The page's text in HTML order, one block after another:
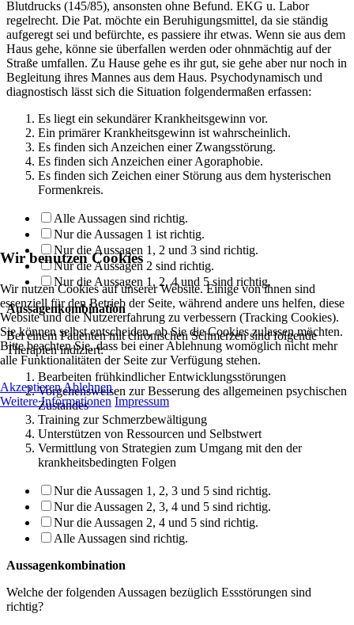
Blutdrucks (145/85), ansonsten ohne Befund. EKG u. Labor
regelrecht. Die Pat. möchte ein Beruhigungsmittel, da sie ständig
aufgeregt sei und befürchte, es passiere ihr etwas. Wenn sie aus dem
Haus gehe, könne sie überfallen werden oder ohnmächtig auf der
Straße umfallen. Zu Hause gehe es ihr gut, sie gehe aber nur noch in
Begleitung ihres Mannes aus dem Haus. Psychodynamisch und
diagnostisch lässt sich die Situation folgendermaßen erfassen:
Es liegt ein sekundärer Krankheitsgewinn vor.
Ein primärer Krankheitsgewinn ist wahrscheinlich.
Es finden sich Anzeichen einer Zwangsstörung.
Es finden sich Anzeichen einer Agoraphobie.
Es finden sich Zeichen einer Störung aus dem hysterischen
Formenkreis.
Alle Aussagen sind richtig.
Nur die Aussagen 1 ist richtig.
Nur die Aussagen 1, 2 und 3 sind richtig.
Nur die Aussagen 2 sind richtig.
Nur die Aussagen 1, 2, 4 und 5 sind richtig.
Aussagenkombination
Bei einem Patienten mit chronischen Schmerzen sind folgende
Therapien indiziert:
Bearbeiten frühkindlicher Entwicklungsstörungen
Vorgehensweisen zur Besserung des allgemeinen psychischen
Zustandes
Training zur Schmerzbewältigung
Unterstützen von Ressourcen und Selbstwert
Vermittlung von Strategien zum Umgang mit den der
krankheitsbedingten Folgen
Nur die Aussagen 1, 2, 3 und 5 sind richtig.
Nur die Aussagen 2, 3, 4 und 5 sind richtig.
Nur die Aussagen 2, 4 und 5 sind richtig.
Alle Aussagen sind richtig.
Aussagenkombination
Welche der folgenden Aussagen bezüglich Essstörungen sind
richtig?
Wir benutzen Cookies
Wir nutzen Cookies auf unserer Website. Einige von ihnen sind
essenziell für den Betrieb der Seite, während andere uns helfen, diese
Website und die Nutzererfahrung zu verbessern (Tracking Cookies).
Sie können selbst entscheiden, ob Sie die Cookies zulassen möchten.
Bitte beachten Sie, dass bei einer Ablehnung womöglich nicht mehr
alle Funktionalitäten der Seite zur Verfügung stehen.
AkzeptierenAblehnen
Weitere Informationen Impressum